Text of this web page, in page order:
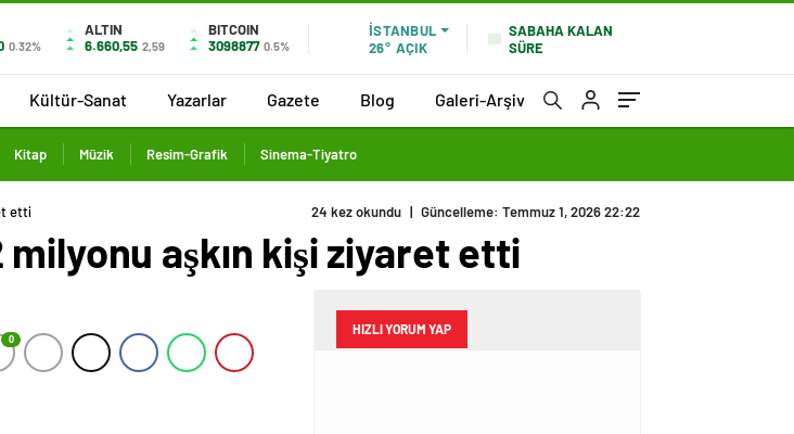
0.32%
ALTIN
6.660,55 2,59
BITCOIN
3098877 0.5%
İSTANBUL
26° AÇIK
SABAHA KALAN
SÜRE
Kültür-Sanat Yazarlar Gazete Blog Galeri-Arşiv
Kitap Müzik Resim-Grafik Sinema-Tiyatro
etti 24 kez okundu | Güncelleme: Temmuz 1, 2026 22:22
milyonu aşkın kişi ziyaret etti
0
HIZLI YORUM YAP